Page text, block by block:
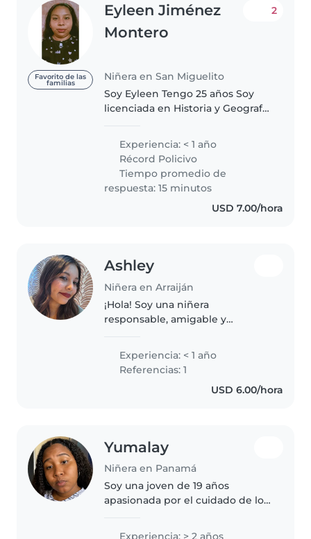
Favorito de las
familias
Eyleen Jiménez
Montero
Niñera en San Miguelito
2
Soy Eyleen Tengo 25 años Soy
licenciada en Historia y Geografía
Bebés , aprendo Rápido soy Muy
Responsable , amigable ,
respetuosa , estoy Buscando
Trabajo..
Experiencia: < 1 año
Récord Policivo
Tiempo promedio de
respuesta: 15 minutos
USD 7.00/hora
Ashley
Niñera en Arraiján
¡Hola! Soy una niñera
responsable, amigable y
juegos. Tengo experiencia con
niños en edad escolar. Me
encanta trabajar con..
Experiencia: < 1 año
Referencias: 1
USD 6.00/hora
Yumalay
Niñera en Panamá
Soy una joven de 19 años
apasionada por el cuidado de los
experiencia trabajando con
Experiencia: > 2 años